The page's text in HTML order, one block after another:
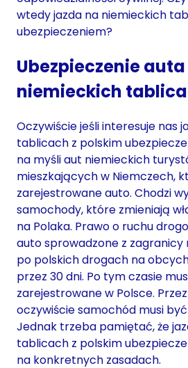
wtedy jazda na niemieckich
ubezpieczeniem?
Ubezpieczenie
niemieckich
Oczywiście jeśli interesuje nas
tablicach z polskim
na myśli aut niemieckich
mieszkających w Niemczech,
zarejestrowane auto. Chodzi
samochody, które zmieniają
na Polaka. Prawo o ruchu
auto sprowadzone z zagranicy
po polskich drogach na
przez 30 dni. Po tym czasie
zarejestrowane w Polsce.
oczywiście samochód musi
Jednak trzeba pamiętać, że
tablicach z polskim
na konkretnych zasadach.